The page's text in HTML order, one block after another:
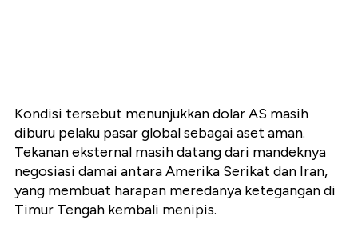
Kondisi tersebut menunjukkan dolar AS masih
diburu pelaku pasar global sebagai aset aman.
Tekanan eksternal masih datang dari mandeknya
negosiasi damai antara Amerika Serikat dan Iran,
yang membuat harapan meredanya ketegangan di
Timur Tengah kembali menipis.